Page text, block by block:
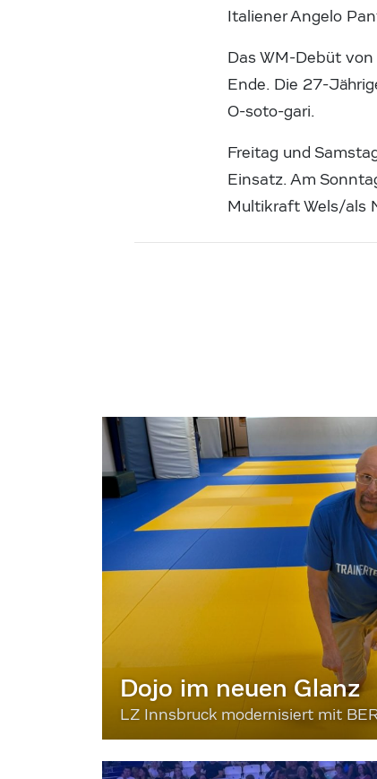
Italiener Angelo
Das WM-Debüt
Ende. Die 27-
O-soto-gari.
Freitag und
Einsatz. Am
Multikraft Wels/als
Dojo im neuen Glanz
LZ Innsbruck modernisiert mit